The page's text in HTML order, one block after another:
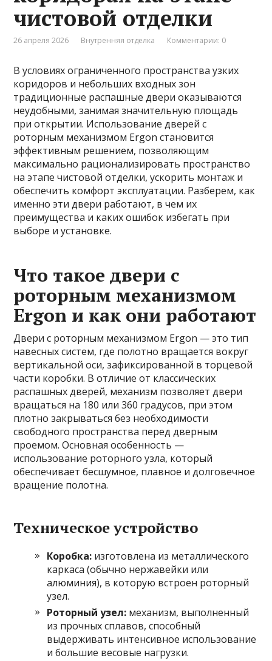
чистовой отделки
26 апреля 2026 Внутренняя отделка Комментарии: 0
В условиях ограниченного пространства узких
коридоров и небольших входных зон
традиционные распашные двери оказываются
неудобными, занимая значительную площадь
при открытии. Использование дверей с
роторным механизмом Ergon становится
эффективным решением, позволяющим
максимально рационализировать пространство
на этапе чистовой отделки, ускорить монтаж и
обеспечить комфорт эксплуатации. Разберем, как
именно эти двери работают, в чем их
преимущества и каких ошибок избегать при
выборе и установке.
Что такое двери с
роторным механизмом
Ergon и как они работают
Двери с роторным механизмом Ergon — это тип
навесных систем, где полотно вращается вокруг
вертикальной оси, зафиксированной в торцевой
части коробки. В отличие от классических
распашных дверей, механизм позволяет двери
вращаться на 180 или 360 градусов, при этом
плотно закрываться без необходимости
свободного пространства перед дверным
проемом. Основная особенность —
использование роторного узла, который
обеспечивает бесшумное, плавное и долговечное
вращение полотна.
Техническое устройство
Коробка: изготовлена из металлического
каркаса (обычно нержавейки или
алюминия), в которую встроен роторный
узел.
Роторный узел: механизм, выполненный
из прочных сплавов, способный
выдерживать интенсивное использование
и большие весовые нагрузки.